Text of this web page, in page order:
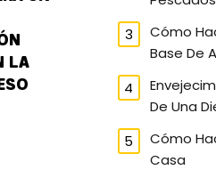
LA
Cómo
Base De
De Una
Cómo
Casa